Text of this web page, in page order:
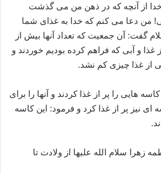
از آنچه که در ذهن من می گذشت
من دعا می کنم که خدا به غذای شما
گفت: آن جمعیت که تعداد آنها بیش از
غذا و آبی که فراهم کرده بودیم خوردند و
از غذا چیزی کم نشد.
هایی را پر از غذا کردند و آنها را برای
نیز پر از غذا کرد و فرمود: این کاسه
زهرا سلام الله علیها از ولادت تا